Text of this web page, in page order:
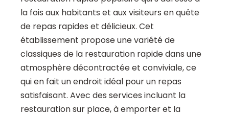
la fois aux habitants et aux visiteurs en quête
de repas rapides et délicieux. Cet
établissement propose une variété de
classiques de la restauration rapide dans une
atmosphère décontractée et conviviale, ce
qui en fait un endroit idéal pour un repas
satisfaisant. Avec des services incluant la
restauration sur place, à emporter et la